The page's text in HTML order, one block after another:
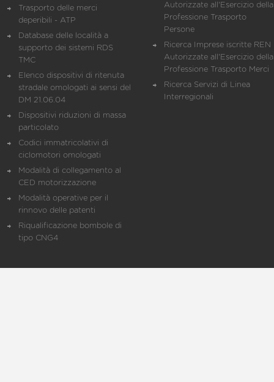
Trasporto delle merci
deperibili - ATP
Database delle località a
supporto dei sistemi RDS
TMC
Elenco dispositivi di ritenuta
stradale omologati ai sensi del
DM 21.06.04
Dispositivi riduzioni di massa
particolato
Codici immatricolativi di
ciclomotori omologati
Modalità di collegamento al
CED motorizzazione
Modalità operative per il
rinnovo delle patenti
Riqualificazione bombole di
tipo CNG4
Autorizzate all'Esercizio della
Professione Trasporto
Persone
Ricerca Imprese iscritte REN
Autorizzate all'Esercizio della
Professione Trasporto Merci
Ricerca Servizi di Linea
Interregionali